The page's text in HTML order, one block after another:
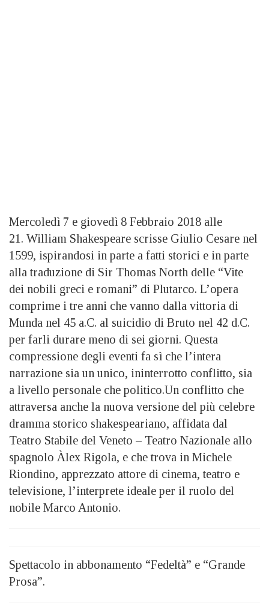
Mercoledì 7 e giovedì 8 Febbraio 2018 alle
21. William Shakespeare scrisse Giulio Cesare nel
1599, ispirandosi in parte a fatti storici e in parte
alla traduzione di Sir Thomas North delle “Vite
dei nobili greci e romani” di Plutarco. L’opera
comprime i tre anni che vanno dalla vittoria di
Munda nel 45 a.C. al suicidio di Bruto nel 42 d.C.
per farli durare meno di sei giorni. Questa
compressione degli eventi fa sì che l’intera
narrazione sia un unico, ininterrotto conflitto, sia
a livello personale che politico.Un conflitto che
attraversa anche la nuova versione del più celebre
dramma storico shakespeariano, affidata dal
Teatro Stabile del Veneto – Teatro Nazionale allo
spagnolo Àlex Rigola, e che trova in Michele
Riondino, apprezzato attore di cinema, teatro e
televisione, l’interprete ideale per il ruolo del
nobile Marco Antonio.
Spettacolo in abbonamento “Fedeltà” e “Grande
Prosa”.